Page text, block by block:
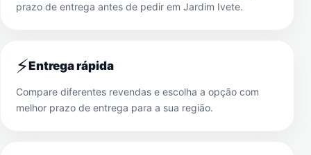
prazo de entrega antes de pedir em Jardim Ivete.
⚡Entrega rápida
Compare diferentes revendas e escolha a opção com
melhor prazo de entrega para a sua região.